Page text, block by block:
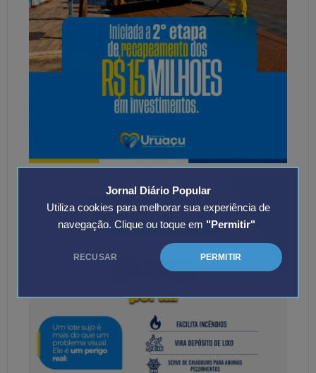
Jornal Diário Popular
Utiliza cookies para melhorar sua experiência de
navegação. Clique ou toque em "Permitir"
RECUSAR PERMITIR